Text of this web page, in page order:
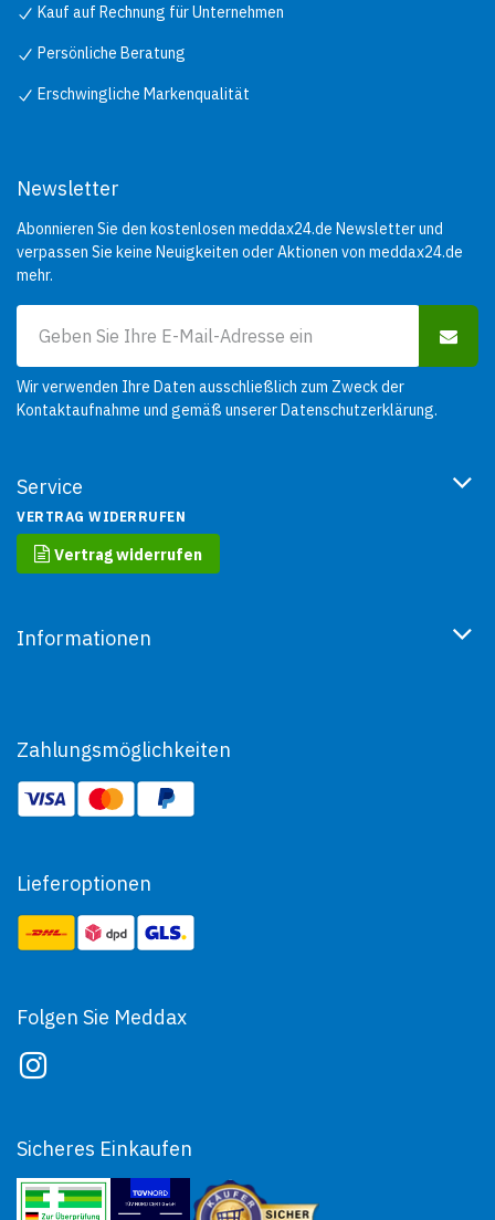
Kauf auf Rechnung für Unternehmen
Persönliche Beratung
Erschwingliche Markenqualität
Service
VERTRAG WIDERRUFEN
Vertrag widerrufen
Informationen
Newsletter
Abonnieren Sie den kostenlosen meddax24.de Newsletter und
verpassen Sie keine Neuigkeiten oder Aktionen von meddax24.de
mehr.
Wir verwenden Ihre Daten ausschließlich zum Zweck der
Kontaktaufnahme und gemäß unsererDatenschutzerklärung.
Zahlungsmöglichkeiten
Lieferoptionen
Folgen Sie Meddax
Sicheres Einkaufen